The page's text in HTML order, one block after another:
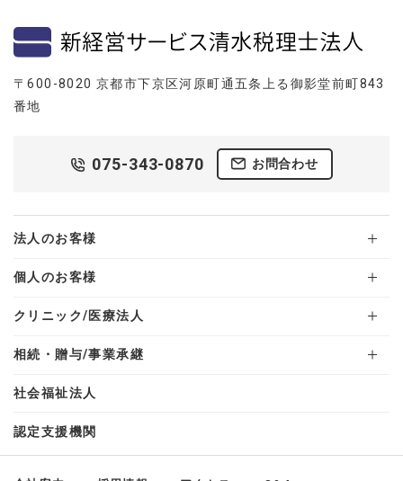
〒600-8020 京都市下京区河原町通五条上る御影堂前町843
番地
075-343-0870 お問合わせ
法人のお客様
個人のお客様
クリニック/医療法人
相続・贈与/事業承継
社会福祉法人
認定支援機関